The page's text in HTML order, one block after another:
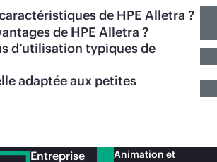
de HPE Alletra ?
de HPE Alletra ?
d’utilisation typiques de
adaptée aux petites
Entreprise Animation et